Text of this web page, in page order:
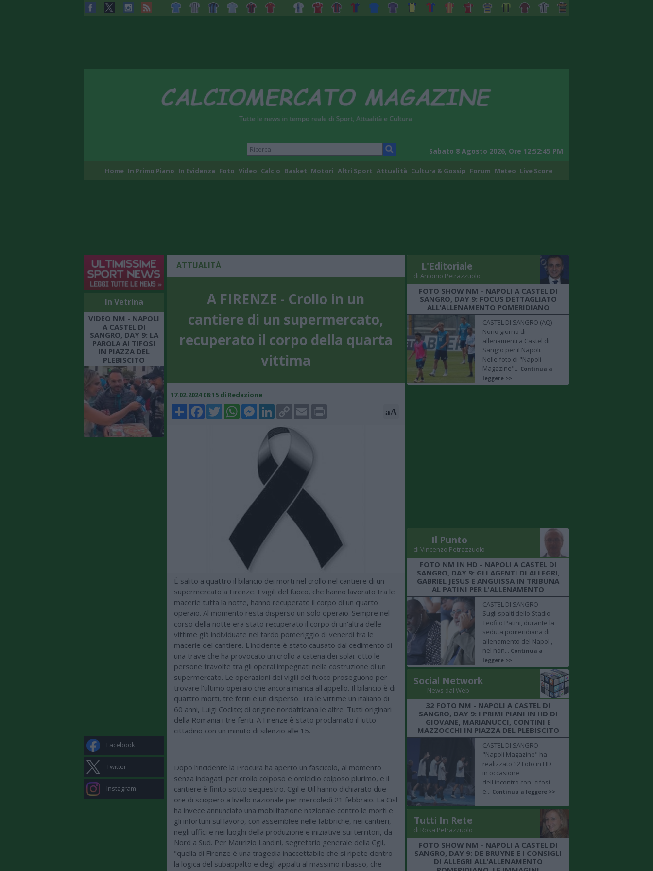
Sabato 8 Agosto 2026, Ore 12:52:46 PM
Home In Primo Piano In Evidenza Foto Video Calcio Basket Motori Altri Sport Attualità Cultura & Gossip Forum Meteo Live Score
In Vetrina
VIDEO NM - NAPOLI
A CASTEL DI
SANGRO, DAY 9: LA
PAROLA AI TIFOSI
IN PIAZZA DEL
PLEBISCITO
Facebook
Twitter
Instagram
ATTUALITÀ
A FIRENZE - Crollo in un
cantiere di un supermercato,
recuperato il corpo della quarta
vittima
17.02.2024 08:15 di Redazione
ShareFacebookTwitterWhatsAppMessenger
LinkedIn
Copy
Link
Email Print aA
È salito a quattro il bilancio dei morti nel crollo nel cantiere di un
supermercato a Firenze. I vigili del fuoco, che hanno lavorato tra le
macerie tutta la notte, hanno recuperato il corpo di un quarto
operaio. Al momento resta disperso un solo operaio. Sempre nel
corso della notte era stato recuperato il corpo di un'altra delle
vittime già individuate nel tardo pomeriggio di venerdì tra le
macerie del cantiere. L'incidente è stato causato dal cedimento di
una trave che ha provocato un crollo a catena dei solai: otto le
persone travolte tra gli operai impegnati nella costruzione di un
supermercato. Le operazioni dei vigili del fuoco proseguono per
trovare l'ultimo operaio che ancora manca all'appello. Il bilancio è di
quattro morti, tre feriti e un disperso. Tra le vittime un italiano di
60 anni, Luigi Coclite; di origine nordafricana le altre. Tutti originari
della Romania i tre feriti. A Firenze è stato proclamato il lutto
cittadino con un minuto di silenzio alle 15.
Dopo l'incidente la Procura ha aperto un fascicolo, al momento
senza indagati, per crollo colposo e omicidio colposo plurimo, e il
cantiere è finito sotto sequestro. Cgil e Uil hanno dichiarato due
ore di sciopero a livello nazionale per mercoledì 21 febbraio. La Cisl
ha invece annunciato una mobilitazione nazionale contro le morti e
gli infortuni sul lavoro, con assemblee nelle fabbriche, nei cantieri,
negli uffici e nei luoghi della produzione e iniziative sui territori, da
Nord a Sud. Per Maurizio Landini, segretario generale della Cgil,
"quella di Firenze è una tragedia inaccettabile che si ripete dentro
la logica del subappalto e degli appalti al massimo ribasso, che
L'Editoriale
di Antonio Petrazzuolo
FOTO SHOW NM - NAPOLI A CASTEL DI
SANGRO, DAY 9: FOCUS DETTAGLIATO
ALL’ALLENAMENTO POMERIDIANO
CASTEL DI SANGRO (AQ) -
Nono giorno di
allenamenti a Castel di
Sangro per il Napoli.
Nelle foto di "Napoli
Magazine"... Continua a
leggere >>
Il Punto
di Vincenzo Petrazzuolo
FOTO NM IN HD - NAPOLI A CASTEL DI
SANGRO, DAY 9: GLI AGENTI DI ALLEGRI,
GABRIEL JESUS E ANGUISSA IN TRIBUNA
AL PATINI PER L'ALLENAMENTO
CASTEL DI SANGRO -
Sugli spalti dello Stadio
Teofilo Patini, durante la
seduta pomeridiana di
allenamento del Napoli,
nel non... Continua a
leggere >>
Social Network
News dal Web
32 FOTO NM - NAPOLI A CASTEL DI
SANGRO, DAY 9: I PRIMI PIANI IN HD DI
GIOVANE, MARIANUCCI, CONTINI E
MAZZOCCHI IN PIAZZA DEL PLEBISCITO
CASTEL DI SANGRO -
"Napoli Magazine" ha
realizzato 32 Foto in HD
in occasione
dell'incontro con i tifosi
e... Continua a leggere >>
Tutti In Rete
di Rosa Petrazzuolo
FOTO SHOW NM - NAPOLI A CASTEL DI
SANGRO, DAY 9: DE BRUYNE E I CONSIGLI
DI ALLEGRI ALL’ALLENAMENTO